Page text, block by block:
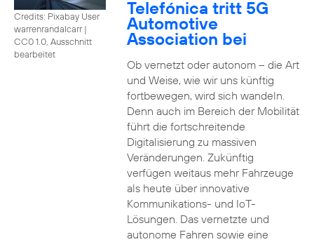
Credits: Pixabay User
warrenrandalcarr|
CC0 1.0, Ausschnitt
bearbeitet
Telefónica tritt 5G
Automotive
Association bei
Ob vernetzt oder autonom – die Art
und Weise, wie wir uns künftig
fortbewegen, wird sich wandeln.
Denn auch im Bereich der Mobilität
führt die fortschreitende
Digitalisierung zu massiven
Veränderungen. Zukünftig
verfügen weitaus mehr Fahrzeuge
als heute über innovative
Kommunikations- und IoT-
Lösungen. Das vernetzte und
autonome Fahren sowie eine